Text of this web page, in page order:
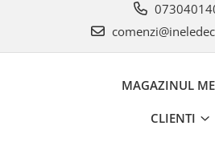
MAGAZINUL
CLIENTI